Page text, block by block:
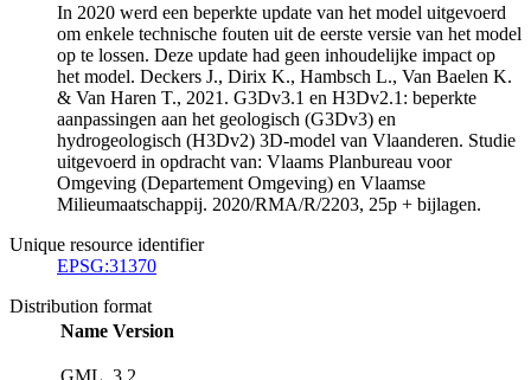
In 2020 werd een beperkte update van het model uitgevoerd
om enkele technische fouten uit de eerste versie van het model
op te lossen. Deze update had geen inhoudelijke impact op
het model. Deckers J., Dirix K., Hambsch L., Van Baelen K.
& Van Haren T., 2021. G3Dv3.1 en H3Dv2.1: beperkte
aanpassingen aan het geologisch (G3Dv3) en
hydrogeologisch (H3Dv2) 3D-model van Vlaanderen. Studie
uitgevoerd in opdracht van: Vlaams Planbureau voor
Omgeving (Departement Omgeving) en Vlaamse
Milieumaatschappij. 2020/RMA/R/2203, 25p + bijlagen.
Unique resource identifier
EPSG:31370
Distribution format
Name Version
GML 3.2